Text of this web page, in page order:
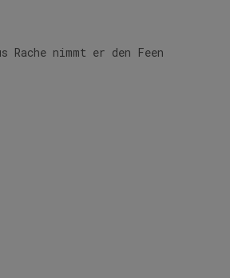
nimmt er den Feen